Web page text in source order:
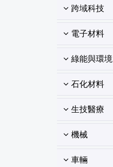
跨域科技
電子材料
綠能與環境
石化材料
生技醫療
機械
車輛